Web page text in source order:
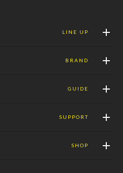
LINE UP
BRAND
GUIDE
SUPPORT
SHOP